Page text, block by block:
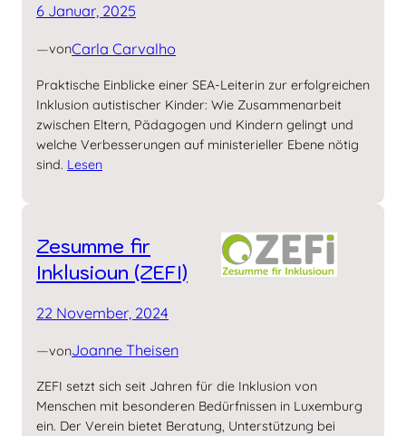
6 Januar, 2025
—vonCarla Carvalho
Praktische Einblicke einer SEA-Leiterin zur erfolgreichen
Inklusion autistischer Kinder: Wie Zusammenarbeit
zwischen Eltern, Pädagogen und Kindern gelingt und
welche Verbesserungen auf ministerieller Ebene nötig
sind. Lesen
Zesumme fir
Inklusioun (ZEFI)
22 November, 2024
—vonJoanne Theisen
ZEFI setzt sich seit Jahren für die Inklusion von
Menschen mit besonderen Bedürfnissen in Luxemburg
ein. Der Verein bietet Beratung, Unterstützung bei